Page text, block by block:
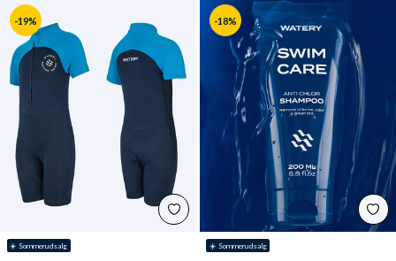
-19%
☀️ Sommerudsalg
-18%
☀️ Sommerudsalg